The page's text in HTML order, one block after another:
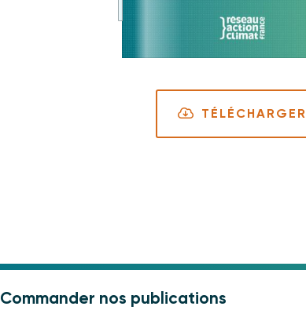
TÉLÉCHARGER
Commander nos publications